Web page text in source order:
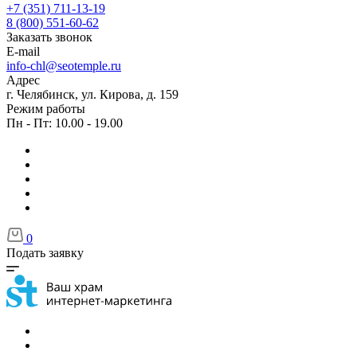
+7 (351) 711-13-19
8 (800) 551-60-62
Заказать звонок
E-mail
info-chl@seotemple.ru
Адрес
г. Челябинск, ул. Кирова, д. 159
Режим работы
Пн - Пт: 10.00 - 19.00
0
Подать заявку